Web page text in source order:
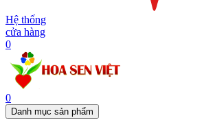
Hệ thống
cửa hàng
0
0
Danh mục sản phẩm